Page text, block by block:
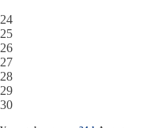
24
25
26
27
28
29
30